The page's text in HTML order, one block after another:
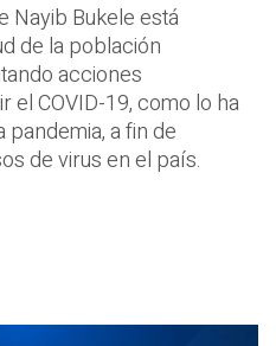
Nayib Bukele está
de la población
acciones
COVID-19, como lo ha
a fin de
de virus en el país.